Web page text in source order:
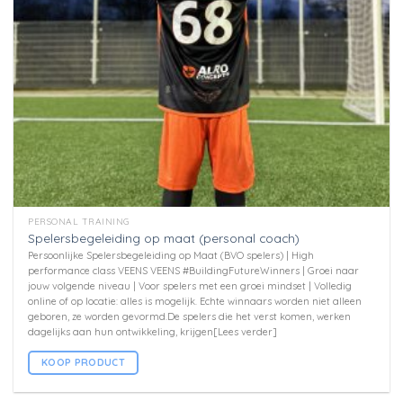
PERSONAL TRAINING
Spelersbegeleiding op maat (personal coach)
Persoonlijke Spelersbegeleiding op Maat (BVO spelers) | High
performance class VEENS VEENS #BuildingFutureWinners | Groei naar
jouw volgende niveau | Voor spelers met een groei mindset | Volledig
online of op locatie: alles is mogelijk. Echte winnaars worden niet alleen
geboren, ze worden gevormd.De spelers die het verst komen, werken
dagelijks aan hun ontwikkeling, krijgen[Lees verder]
KOOP PRODUCT